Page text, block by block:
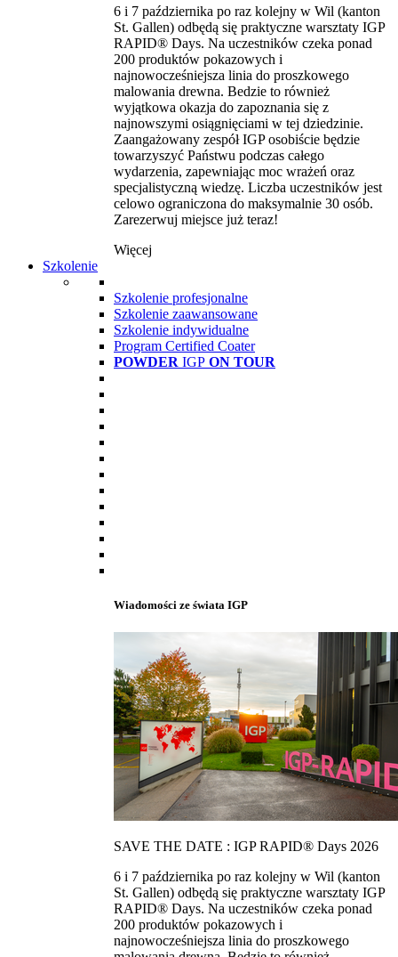
6 i 7 października po raz kolejny w Wil (kanton
St. Gallen) odbędą się praktyczne warsztaty IGP
RAPID® Days. Na uczestników czeka ponad
200 produktów pokazowych i
najnowocześniejsza linia do proszkowego
malowania drewna. Bedzie to również
wyjątkowa okazja do zapoznania się z
najnowszymi osiągnięciami w tej dziedzinie.
Zaangażowany zespół IGP osobiście będzie
towarzyszyć Państwu podczas całego
wydarzenia, zapewniając moc wrażeń oraz
specjalistyczną wiedzę. Liczba uczestników jest
celowo ograniczona do maksymalnie 30 osób.
Zarezerwuj miejsce już teraz!
Więcej
Szkolenie
Szkolenie profesjonalne
Szkolenie zaawansowane
Szkolenie indywidualne
Program Certified Coater
POWDER IGP ON TOUR
Wiadomości ze świata IGP
SAVE THE DATE : IGP RAPID® Days 2026
6 i 7 października po raz kolejny w Wil (kanton
St. Gallen) odbędą się praktyczne warsztaty IGP
RAPID® Days. Na uczestników czeka ponad
200 produktów pokazowych i
najnowocześniejsza linia do proszkowego